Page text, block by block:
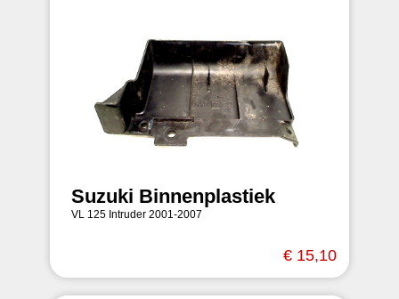
Suzuki Binnenplastiek
VL 125 Intruder 2001-2007
€ 15,10